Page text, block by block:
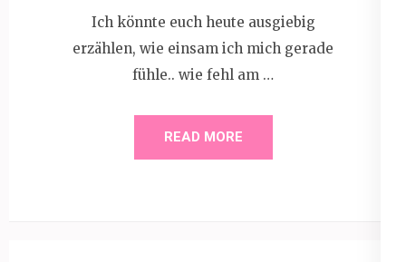
Ich könnte euch heute ausgiebig
erzählen, wie einsam ich mich gerade
fühle.. wie fehl am …
READ MORE